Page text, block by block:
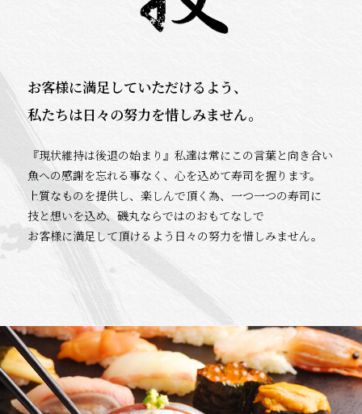
お客様に満足していただけるよう、
私たちは日々の努力を惜しみません。
『現状維持は後退の始まり』私達は常にこの言葉と向き合い
魚への感謝を忘れる事なく、心を込めて寿司を握ります。
上質なものを提供し、楽しんで頂く為、一つ一つの寿司に
技と想いを込め、磯丸ならではのおもてなしで
お客様に満足して頂けるよう日々の努力を惜しみません。